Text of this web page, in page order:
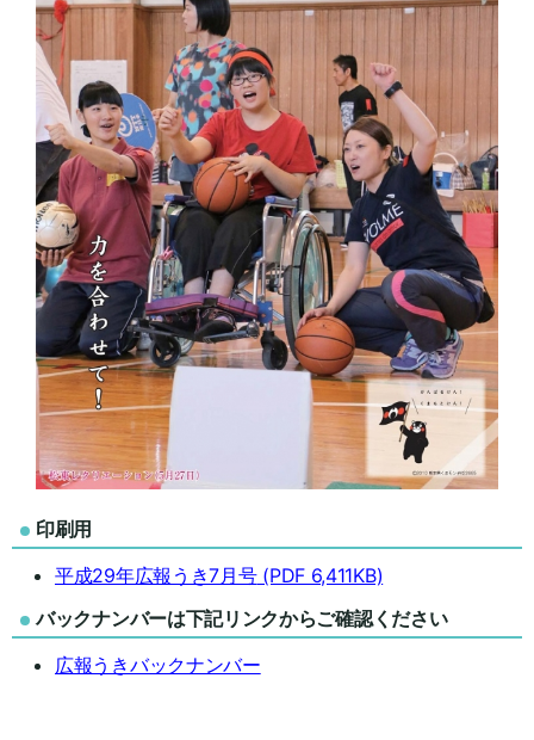
印刷用
平成29年広報うき7月号(PDF 6,411KB)
バックナンバーは下記リンクからご確認ください
広報うきバックナンバー